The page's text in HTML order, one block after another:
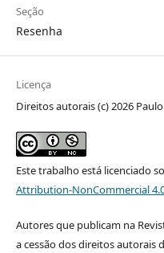
Seção
Resenha
Licença
Direitos autorais (c) 2026
Este trabalho está licenciado
Attribution-NonCommercial
Autores que publicam na
a cessão dos direitos autorais